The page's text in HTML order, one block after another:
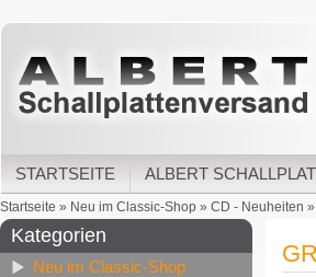
STARTSEITE ALBERT
Startseite » Neu im Classic-Shop » CD - Neuheiten »
Kategorien
Neu im Classic-Shop